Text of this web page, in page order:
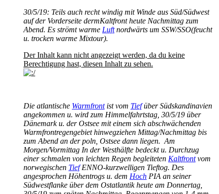
30/5/19: Teils auch recht windig mit Winde aus Süd/Südwest
auf der Vorderseite dermKaltfront heute Nachmittag zum
Abend. Es strömt warme Luftnordwärts um SSW/SSO(feucht
u. trocken warme Mixtour).
Der Inhalt kann nicht angezeigt werden, da du keine
Berechtigung hast, diesen Inhalt zu sehen.
Die atlantische Warmfrontist vom Tiefüber Südskandinavien
angekommen u. wird zum Himmelfahrtstag, 30/5/19 über
Dänemark u. der Ostsee mit einem sich abschwächenden
Warmfrontregengebiet hinwegziehen Mittag/Nachmittag bis
zum Abend an der poln, Ostsee dann liegen. Am
Morgen/Vormittag In der Westhälfte bedeckt u. Durchzug
einer schmalen von leichten Regen begleiteten Kaltfrontvom
norwegischen TiefENNO-kurzwelligen Tieftog. Des
angesprochen Höhentrogs u. dem Hoch PIA an seiner
Südwestflanke über dem Ostatlantik heute am Donnertag,